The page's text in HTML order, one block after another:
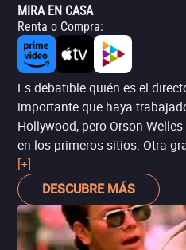
MIRA EN CASA
Renta o Compra:
Es debatible quién es el
importante que haya
Hollywood, pero Orson
en los primeros sitios. Otra
tiempo, y que le mereció a
terrible”, fue ‘Ciudadano
cinematográfica y uno de los
contundentes. Aunque no es,
película de su tipo en el
[+]
DESCUBRE MÁS